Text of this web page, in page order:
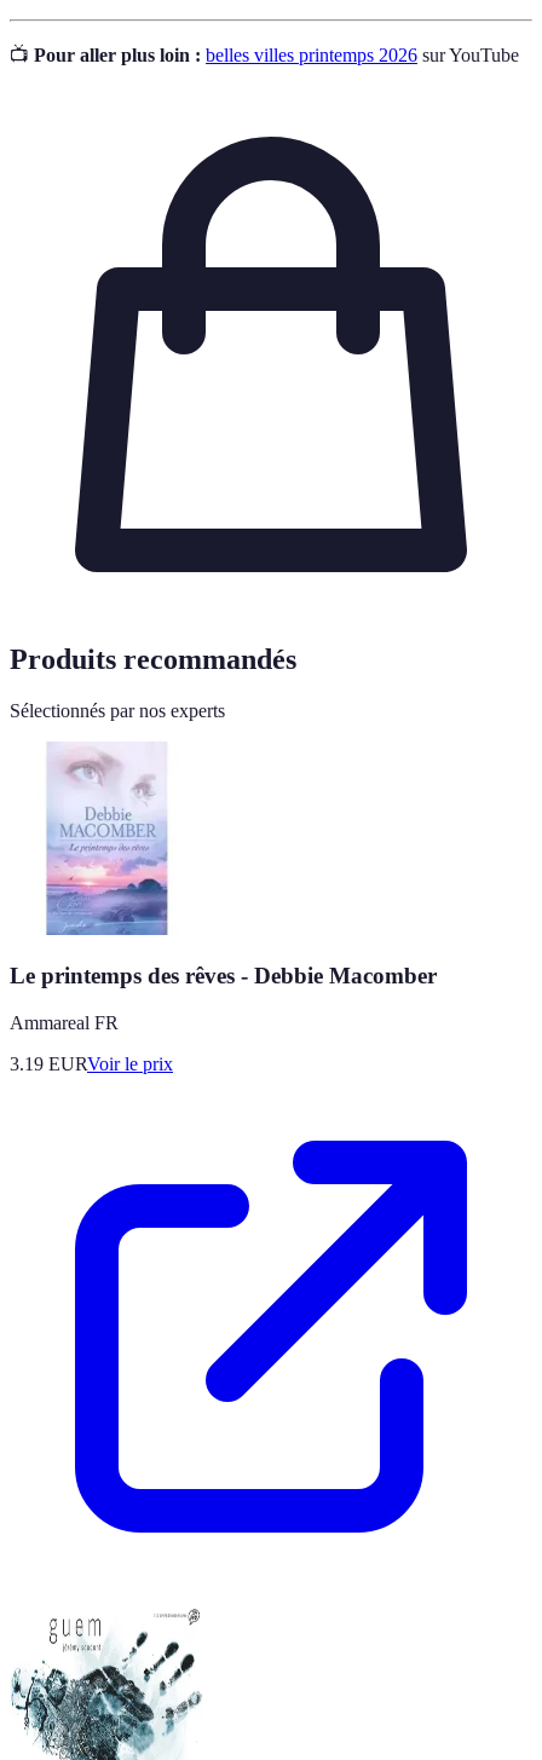
📺 Pour aller plus loin : belles villes printemps 2026 sur YouTube
Produits recommandés
Sélectionnés par nos experts
Le printemps des rêves - Debbie Macomber
Ammareal FR
3.19 EURVoir le prix